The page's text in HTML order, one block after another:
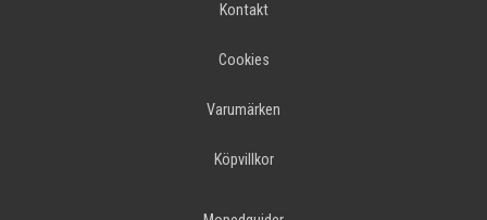
Kontakt
Cookies
Varumärken
Köpvillkor